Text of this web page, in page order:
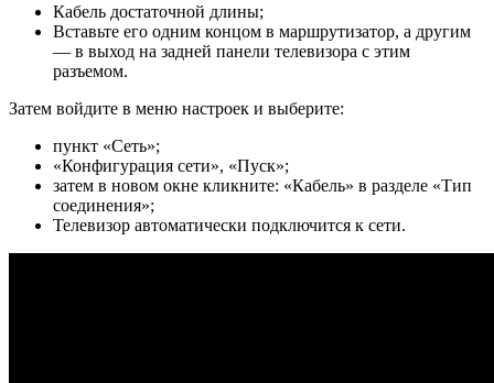
Кабель достаточной длины;
Вставьте его одним концом в маршрутизатор, а другим
— в выход на задней панели телевизора с этим
разъемом.
Затем войдите в меню настроек и выберите:
пункт «Сеть»;
«Конфигурация сети», «Пуск»;
затем в новом окне кликните: «Кабель» в разделе «Тип
соединения»;
Телевизор автоматически подключится к сети.